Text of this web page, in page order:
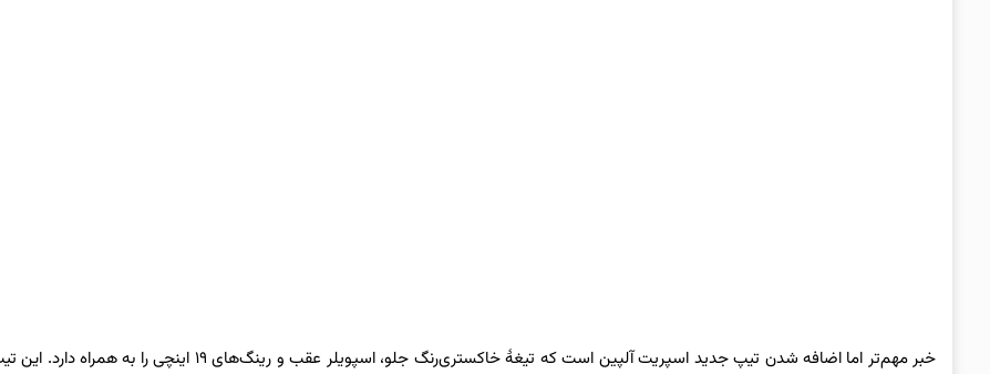
خبر مهم‌تر اما اضافه شدن تیپ جدید اسپریت آلپین است که تیغهٔ خاکستری‌رنگ جلو، اسپویلر عقب و رینگ‌های ۱۹